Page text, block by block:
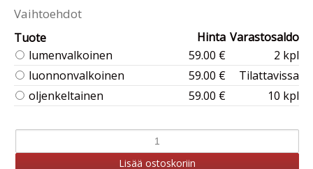
Vaihtoehdot
Tuote Hinta Varastosaldo
lumenvalkoinen
59.00 €
2 kpl
luonnonvalkoinen
59.00 €
Tilattavissa
oljenkeltainen
59.00 € 10 kpl